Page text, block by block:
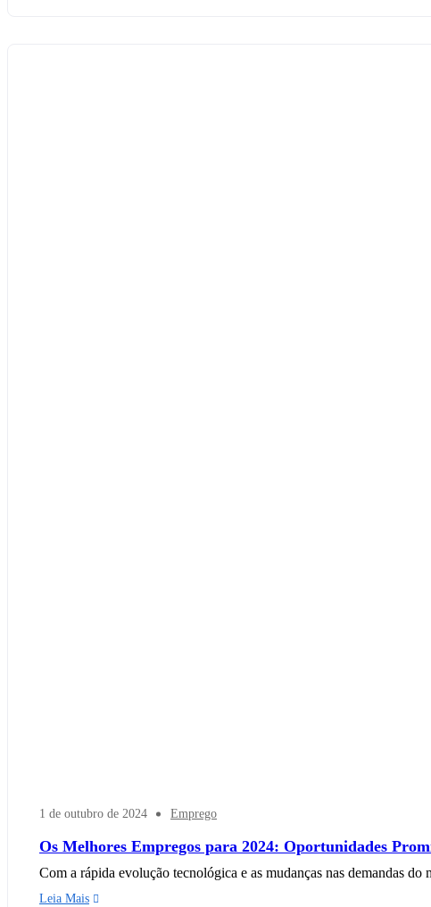
1 de outubro de 2024 Emprego
Os Melhores Empregos para 2024: Oportunidades
Com a rápida evolução tecnológica e as mudanças nas demandas do
Leia Mais